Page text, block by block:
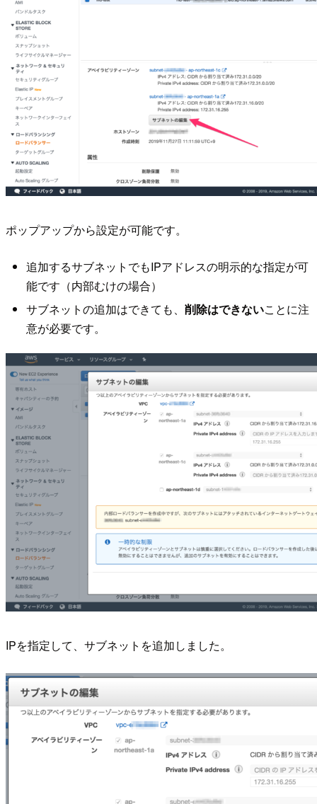
ポップアップから設定が可能です。
追加するサブネットでもIPアドレスの明示的な指定が可
能です（内部むけの場合）
サブネットの追加はできても、 削除はできないことに注
意が必要です。
IPを指定して、サブネットを追加しました。